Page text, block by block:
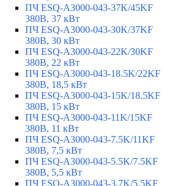
ПЧ ESQ-A3000-043-37K/45KF
380В, 37 кВт
ПЧ ESQ-A3000-043-30K/37KF
380В, 30 кВт
ПЧ ESQ-A3000-043-22K/30KF
380В, 22 кВт
ПЧ ESQ-A3000-043-18.5K/22KF
380В, 18,5 кВт
ПЧ ESQ-A3000-043-15K/18.5KF
380В, 15 кВт
ПЧ ESQ-A3000-043-11K/15KF
380В, 11 кВт
ПЧ ESQ-A3000-043-7.5K/11KF
380В, 7,5 кВт
ПЧ ESQ-A3000-043-5.5K/7.5KF
380В, 5,5 кВт
ПЧ ESQ-A3000-043-3.7K/5.5KF